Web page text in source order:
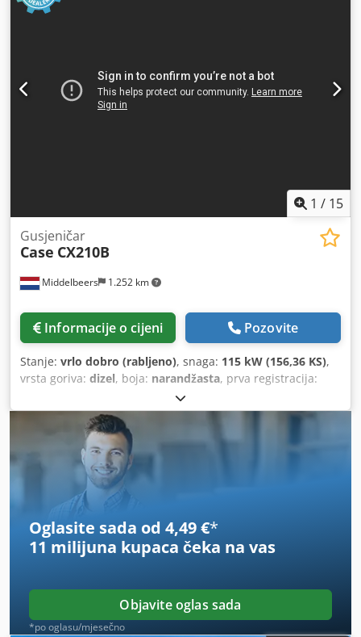
1 / 15
Middelbeers 1.252 km
Gusjeničar
Case CX210B
Informacije o cijeni Pozovite
Stanje: vrlo dobro (rabljeno), snaga: 115 kW (156,36 KS),
vrsta goriva: dizel, boja: narandžasta, prva registracija:
2012
Oglasite sada od 4,49 €*
11 milijuna kupaca čeka na vas
Objavite oglas sada
*po oglasu/mjesečno